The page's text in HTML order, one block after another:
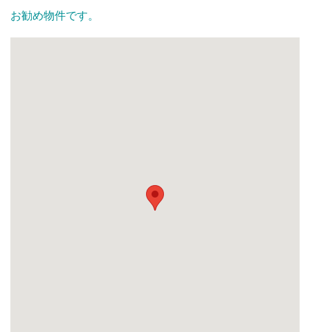
お勧め物件です。